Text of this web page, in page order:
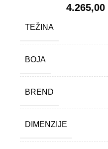
4.265,00
TEŽINA
BOJA
BREND
DIMENZIJE